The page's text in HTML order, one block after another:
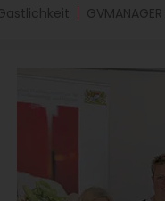
GVMANAGER